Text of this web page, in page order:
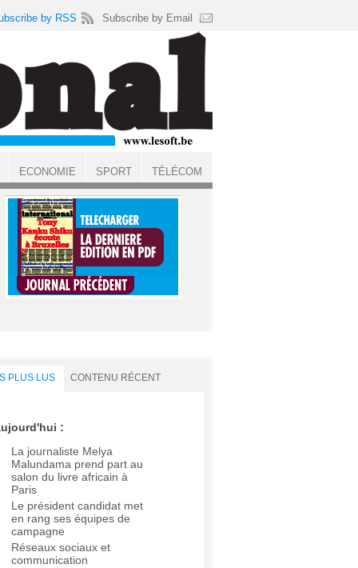
PLUS LUS CONTENU RÉCENT
:
La journaliste Melya
Malundama prend part au
salon du livre africain à
Paris
Le président candidat met
en rang ses équipes de
campagne
Réseaux sociaux et
communication
by RSS Subscribe by Email
ECONOMIE SPORT TÉLÉCOM